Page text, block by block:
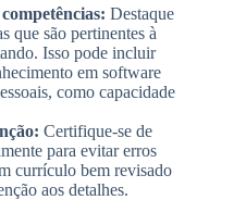
Destaque
que são pertinentes à
Isso pode incluir
em software
como capacidade
Certifique-se de
para evitar erros
currículo bem revisado
aos detalhes.